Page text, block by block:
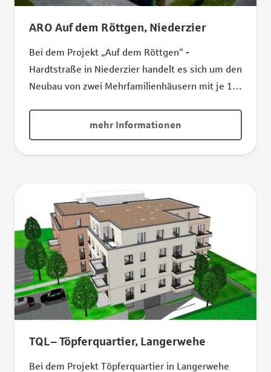
ARO Auf dem Röttgen, Niederzier
Bei dem Projekt „Auf dem Röttgen“ -
Hardtstraße in Niederzier handelt es sich um den
Neubau von zwei Mehrfamilienhäusern mit je 10
werden auf dem Grundstück als Carports und
weitere Außenstellplätze erstellt. Auf den
Dächern der Wohngebäude werden PV-Module
Energie im Zusammenspiel mit einer
eingesetzten Wärmepumpe sorgen. Jede
Wohnung hat eine Terrasse oder in den oberen
Geschossen einen Balkon. Wohnungsgrößen von
76 bis 155 m² stellen ein vielfältiges Angebot für
Singles bis zu mehrköpfigen Familien dar. Ein
Gemeinschaftsgarten mit Spielgelegenheiten für
Kinder ist für alle Anwohner des Grundstücks
verfügbar.
mehr Informationen
TQL – Töpferquartier, Langerwehe
Bei dem Projekt Töpferquartier in Langerwehe